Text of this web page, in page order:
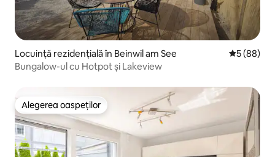
Locuință rezidențială în Beinwil am See Scor
5 (88)
Bungalow-ul cu Hotpot și Lakeview
Alegerea oaspeților
Alegerea oaspeților